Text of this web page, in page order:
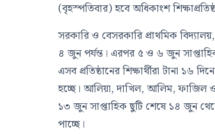
(বৃহস্পতিবার) হবে অধিকাংশ
সরকারি ও বেসরকারি প্রাথমিক
৪ জুন পর্যন্ত। এরপর ৫ ও ৬ জুন
এসব প্রতিষ্ঠানের শিক্ষার্থীরা টানা ১৬
হচ্ছে। আলিয়া, দাখিল, আলিম, ফাজিল
১৩ জুন সাপ্তাহিক ছুটি শেষে ১৪ জুন
পাচ্ছে।